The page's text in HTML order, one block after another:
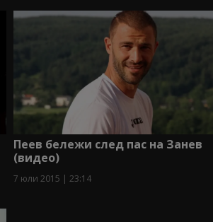
Пеев бележи след пас на Занев
(видео)
7 юли 2015 | 23:14